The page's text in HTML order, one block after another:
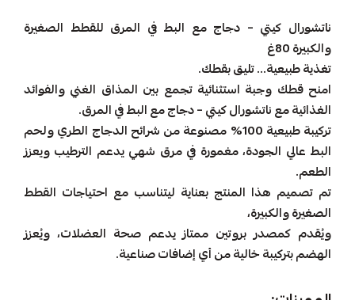
ناتشورال كيتي – دجاج مع البط في المرق للقطط الصغيرة
والكبيرة 80غ
تغذية طبيعية... تليق بقطك.
امنح قطك وجبة استثنائية تجمع بين المذاق الغني والفوائد
الغذائية مع ناتشورال كيتي – دجاج مع البط في المرق.
تركيبة طبيعية 100% مصنوعة من شرائح الدجاج الطري ولحم
البط عالي الجودة، مغمورة في مرق شهي يدعم الترطيب ويعزز
الطعم.
تم تصميم هذا المنتج بعناية ليتناسب مع احتياجات القطط
الصغيرة والكبيرة،
ويُقدم كمصدر بروتين ممتاز يدعم صحة العضلات، ويُعزز
الهضم بتركيبة خالية من أي إضافات صناعية.